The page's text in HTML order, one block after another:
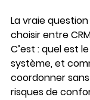
La vraie
choisir entre
C’est : quel est
système, et
coordonner
risques de